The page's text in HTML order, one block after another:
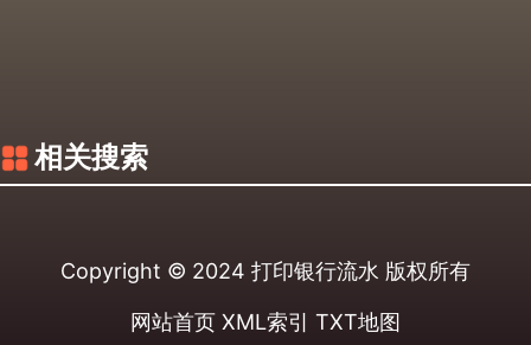
相关搜索
Copyright © 2024 打印银行流水 版权所有
网站首页 XML索引 TXT地图